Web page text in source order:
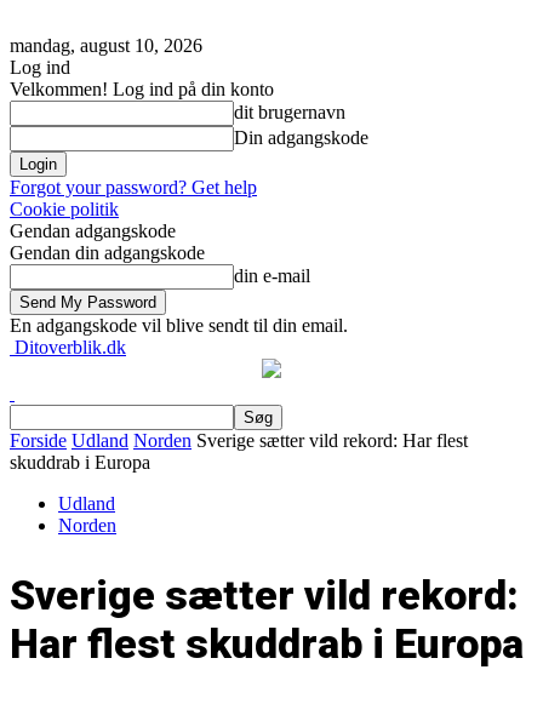
mandag, august 10, 2026
Log ind
Velkommen! Log ind på din konto
dit brugernavn
Din adgangskode
Forgot your password? Get help
Cookie politik
Gendan adgangskode
Gendan din adgangskode
din e-mail
En adgangskode vil blive sendt til din email.
Ditoverblik.dk
Forside Udland Norden Sverige sætter vild rekord: Har flest
skuddrab i Europa
Udland
Norden
Sverige sætter vild rekord:
Har flest skuddrab i Europa